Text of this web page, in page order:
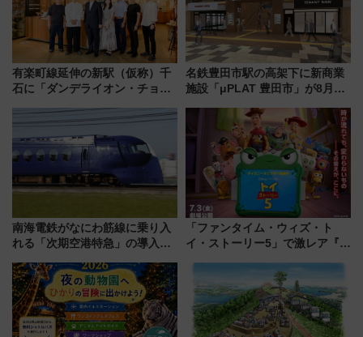
有楽町線延伸の新駅（仮称）千
石に「ダンデライオン・チョコ
1億円出資で挑む新時代のまちづ
くりとは？
名鉄豊田市駅の高架下に新商業
施設「μPLAT 豊田市」が8月26
たな玄関口へ
南海電鉄がなにわ筋線に乗り入
れる「次期空港特急」の導入を
日本初の鉄道デザイン
「ファンタイム・ウィズ・ト
イ・ストーリー5」で激レア『ロ
デコレーションも徹底解説